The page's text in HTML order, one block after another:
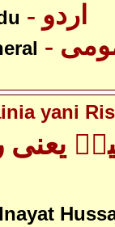
- اردو
yani